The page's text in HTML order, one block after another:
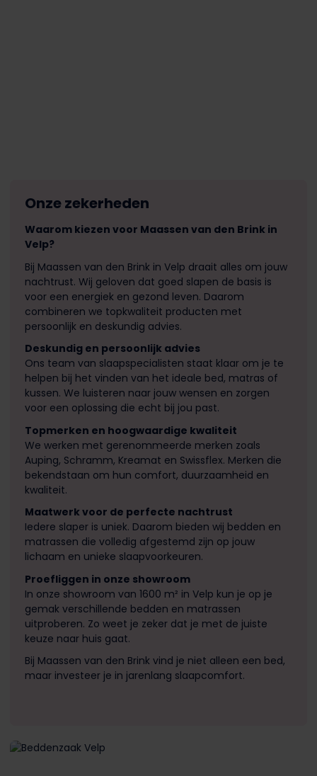
Onze zekerheden
Waarom kiezen voor Maassen van den Brink in
Velp?
Bij Maassen van den Brink in Velp draait alles om jouw
nachtrust. Wij geloven dat goed slapen de basis is
voor een energiek en gezond leven. Daarom
combineren we topkwaliteit producten met
persoonlijk en deskundig advies.
Deskundig en persoonlijk advies
Ons team van slaapspecialisten staat klaar om je te
helpen bij het vinden van het ideale bed, matras of
kussen. We luisteren naar jouw wensen en zorgen
voor een oplossing die echt bij jou past.
Topmerken en hoogwaardige kwaliteit
We werken met gerenommeerde merken zoals
Auping, Schramm, Kreamat en Swissflex. Merken die
bekendstaan om hun comfort, duurzaamheid en
kwaliteit.
Maatwerk voor de perfecte nachtrust
Iedere slaper is uniek. Daarom bieden wij bedden en
matrassen die volledig afgestemd zijn op jouw
lichaam en unieke slaapvoorkeuren.
Proefliggen in onze showroom
In onze showroom van 1600 m² in Velp kun je op je
gemak verschillende bedden en matrassen
uitproberen. Zo weet je zeker dat je met de juiste
keuze naar huis gaat.
Bij Maassen van den Brink vind je niet alleen een bed,
maar investeer je in jarenlang slaapcomfort.